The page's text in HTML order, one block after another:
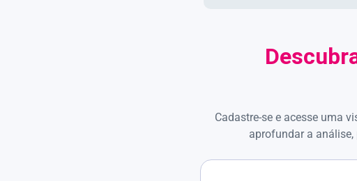
Cadastre-se e acesse uma
aprofundar a